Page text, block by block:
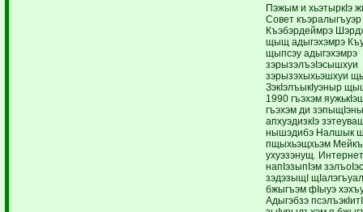
Пэжым и хьэтыркIэ
Совет
Къэбэрдеймрэ
щыщ адыгэхэмрэ
щыпсэу адыгэхэмрэ
зэрызэлъэIэсышхуи
зэрызэхыхьэшхуи
ЗэкIэлъыкIуэныр
1990 гъэхэм
гъэхэм ди
апхуэдизкIэ
нышэдибэ Налшык
пщыхьэщхьэм
ухуэзэнущ.
напIэзыпIэм
зэдэзыщI
бжыгъэм фIыуэ
Адыгэбзэ